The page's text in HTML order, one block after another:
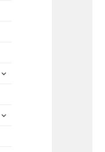
expand
expand